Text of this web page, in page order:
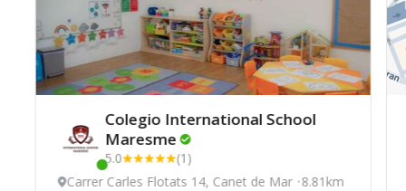
Este centro ha estado online recientemente
Colegio International School
Maresme
5.0
(1)
Carrer Carles Flotats 14, Canet de Mar 8.81km